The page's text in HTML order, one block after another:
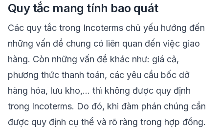
Quy tắc mang tính bao quát
Các quy tắc trong Incoterms chủ yếu hướng đến
những vấn đề chung có liên quan đến việc giao
hàng. Còn những vấn đề khác như: giá cả,
phương thức thanh toán, các yêu cầu bốc dỡ
hàng hóa, lưu kho,... thì không được quy định
trong Incoterms. Do đó, khi đàm phán chúng cần
được quy định cụ thể và rõ ràng trong hợp đồng.